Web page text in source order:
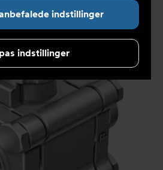
indstillinger
indstillinger